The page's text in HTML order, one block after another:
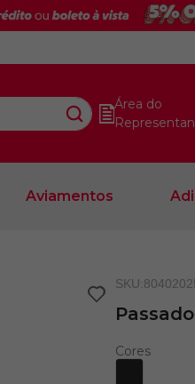
Área do
Aviamentos
SKU: